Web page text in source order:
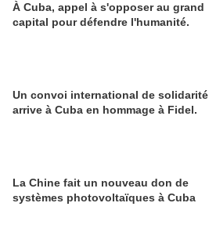
À Cuba, appel à s'opposer au grand
capital pour défendre l'humanité.
Un convoi international de solidarité
arrive à Cuba en hommage à Fidel.
La Chine fait un nouveau don de
systèmes photovoltaïques à Cuba